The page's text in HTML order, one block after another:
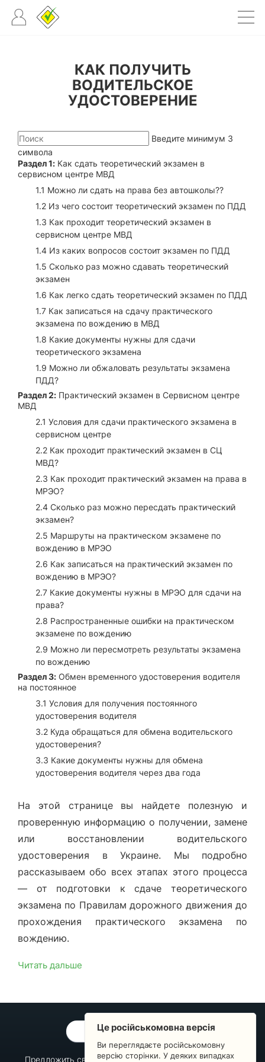
КАК ПОЛУЧИТЬ
ВОДИТЕЛЬСКОЕ
УДОСТОВЕРЕНИЕ
Введите минимум 3
символа
Раздел 1: Как сдать теоретический экзамен в
сервисном центре МВД
1.1 Можно ли сдать на права без автошколы??
1.2 Из чего состоит теоретический экзамен по ПДД
1.3 Как проходит теоретический экзамен в
сервисном центре МВД
1.4 Из каких вопросов состоит экзамен по ПДД
1.5 Сколько раз можно сдавать теоретический
экзамен
1.6 Как легко сдать теоретический экзамен по ПДД
1.7 Как записаться на сдачу практического
экзамена по вождению в МВД
1.8 Какие документы нужны для сдачи
теоретического экзамена
1.9 Можно ли обжаловать результаты экзамена
ПДД?
Раздел 2: Практический экзамен в Сервисном центре
МВД
2.1 Условия для сдачи практического экзамена в
сервисном центре
2.2 Как проходит практический экзамен в СЦ
МВД?
2.3 Как проходит практический экзамен на права в
МРЭО?
2.4 Сколько раз можно пересдать практический
экзамен?
2.5 Маршруты на практическом экзамене по
вождению в МРЭО
2.6 Как записаться на практический экзамен по
вождению в МРЭО?
2.7 Какие документы нужны в МРЭО для сдачи на
права?
2.8 Распространенные ошибки на практическом
экзамене по вождению
2.9 Можно ли пересмотреть результаты экзамена
по вождению
Раздел 3: Обмен временного удостоверения водителя
на постоянное
3.1 Условия для получения постоянного
удостоверения водителя
3.2 Куда обращаться для обмена водительского
удостоверения?
3.3 Какие документы нужны для обмена
удостоверения водителя через два года
На этой странице вы найдете полезную и
проверенную информацию о получении, замене
или восстановлении водительского
удостоверения в Украине. Мы подробно
рассказываем обо всех этапах этого процесса
— от подготовки к сдаче теоретического
экзамена по Правилам дорожного движения до
прохождения практического экзамена по
вождению.
Читать дальше
ОБРАТНАЯ СВЯЗЬ
Предложить свой вопрос Статистика изменений
Це російськомовна версія
Ви переглядаєте російськомовну
версію сторінки. У деяких випадках